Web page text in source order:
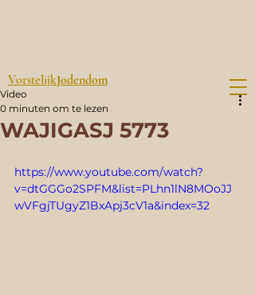
VorstelijkJodendom
WAJIGASJ 5773
Video
0 minuten om te lezen
https://www.youtube.com/watch?
v=dtGGGo2SPFM&list=PLhn1lN8MOoJJ
wVFgjTUgyZ1BxApj3cV1a&index=32